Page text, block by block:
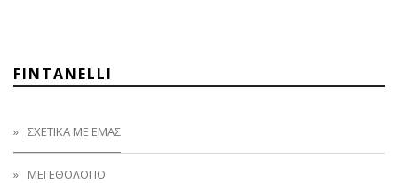
FINTANELLI
ΣΧΕΤΙΚΑ ΜΕ ΕΜΑΣ
ΜΕΓΕΘΟΛΟΓΙΟ